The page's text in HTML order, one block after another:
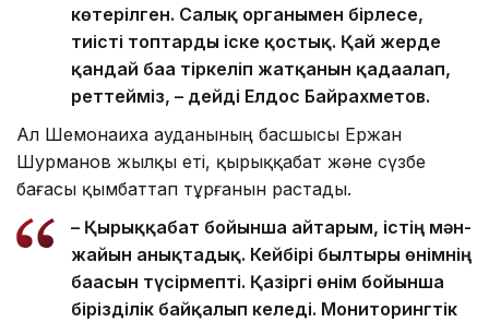
көтерілген. Салық органымен бірлесе,
тиісті топтарды іске қостық. Қай жерде
қандай баға тіркеліп жатқанын қадағалап,
реттейміз, – дейді Елдос Байрахметов.
Ал Шемонаиха ауданының басшысы Ержан
Шурманов жылқы еті, қырыққабат және сүзбе
бағасы қымбаттап тұрғанын растады.
– Қырыққабат бойынша айтарым, істің мән-
жайын анықтадық. Кейбірі былтырғы өнімнің
бағасын түсірмепті. Қазіргі өнім бойынша
бірізділік байқалып келеді. Мониторингтік